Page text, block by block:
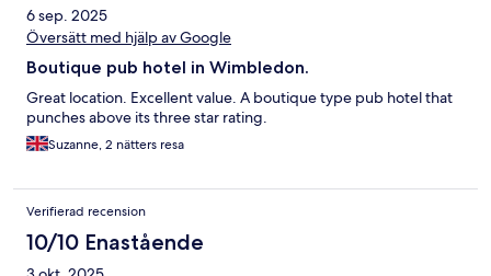
6 sep. 2025
Översätt med hjälp av Google
Boutique pub hotel in Wimbledon.
Great location. Excellent value. A boutique type pub hotel that
punches above its three star rating.
Suzanne, 2 nätters resa
Verifierad recension
10/10 Enastående